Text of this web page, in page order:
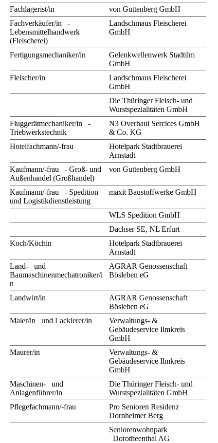
Fachlagerist/in
von Guttenberg GmbH
Fachverkäufer/in -
Lebensmittelhandwerk
(Fleischerei)
Landschmaus Fleischerei
GmbH
Fertigungsmechaniker/in
Gelenkwellenwerk Stadtilm
GmbH
Fleischer/in
Landschmaus Fleischerei
GmbH
Die Thüringer Fleisch- und
Wurstspezialitäten GmbH
Fluggerätmechaniker/in -
Triebwerkstechnik
N3 Overhaul Sercices GmbH
& Co. KG
Hotelfachmann/-frau
Hotelpark Stadtbrauerei
Arnstadt
Kaufmann/-frau - Groß- und
Außenhandel (Großhandel)
von Guttenberg GmbH
Kaufmann/-frau - Spedition
und Logistikdienstleistung
maxit Baustoffwerke GmbH
WLS Spedition GmbH
Dachser SE, NL Erfurt
Koch/Köchin
Hotelpark Stadtbrauerei
Arnstadt
Land- und
Baumaschinenmechatroniker/i
n
AGRAR Genossenschaft
Bösleben eG
Landwirt/in
AGRAR Genossenschaft
Bösleben eG
Maler/in und Lackierer/in
Verwaltungs- &
Gebäudeservice Ilmkreis
GmbH
Maurer/in
Verwaltungs- &
Gebäudeservice Ilmkreis
GmbH
Maschinen- und
Anlagenführer/in
Die Thüringer Fleisch- und
Wurstspezialitäten GmbH
Pflegefachmann/-frau
Pro Senioren Residenz
Dornheimer Berg
Seniorenwohnpark
Dorotheenthal AG